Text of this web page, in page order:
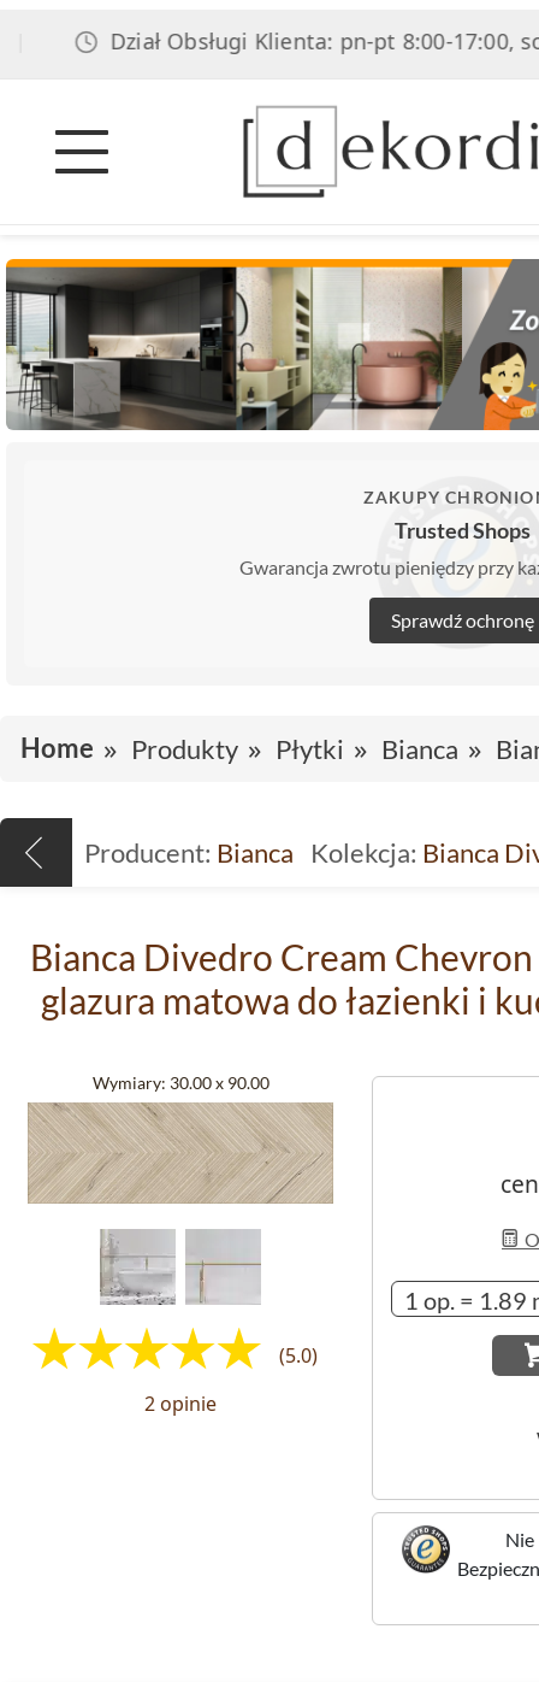
Dział Obsługi Klienta: pn-pt 8:00-17:00, sob
ZAKUPY
Trusted Shops
Gwarancja zwrotu pieniędzy przy
Sprawdź ochronę
Home Produkty Płytki Bianca
Producent: Bianca Kolekcja: Bianca
Bianca Divedro Cream
glazura matowa do łazienki i
Wymiary: 30.00 x 90.00
(5.0)
2 opinie
Nie